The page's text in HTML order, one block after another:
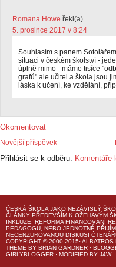
Romana Howe řekl(a)...
5. prosince 2017 v 8:24
Souhlasím s panem
situaci v českém školství -
úplně mimo - máme tisíce
grafů" ale učitel a škola jsou
láska k učení, ke vzdělání,
Okomentovat
Novější příspěvek
Přihlásit se k odběru: Komentáře
ČESKÁ ŠKOLA JAKO NEZÁVISLÝ
ČLÁNKY PŘEDEVŠÍM K OŽEHAVÝM
INKLUZE, REFORMA FINANCOVÁNÍ
PEDAGOGŮ, NEBO JEDNOTNÉ
NECENZUROVANOU DISKUSI
COPYRIGHT © 2000-2015· ALBATROS
THEME BY BRIAN GARDNER ·
GIRLYBLOGGER · MODIFIED BY J4W